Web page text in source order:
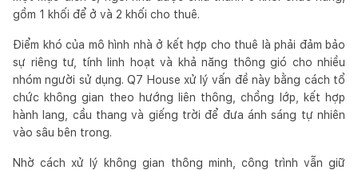
gồm 1 khối để ở và 2 khối cho thuê.
Điểm khó của mô hình nhà ở kết hợp cho thuê là phải đảm bảo
sự riêng tư, tính linh hoạt và khả năng thông gió cho nhiều
nhóm người sử dụng. Q7 House xử lý vấn đề này bằng cách tổ
chức không gian theo hướng liên thông, chồng lớp, kết hợp
hành lang, cầu thang và giếng trời để đưa ánh sáng tự nhiên
vào sâu bên trong.
Nhờ cách xử lý không gian thông minh, công trình vẫn giữ